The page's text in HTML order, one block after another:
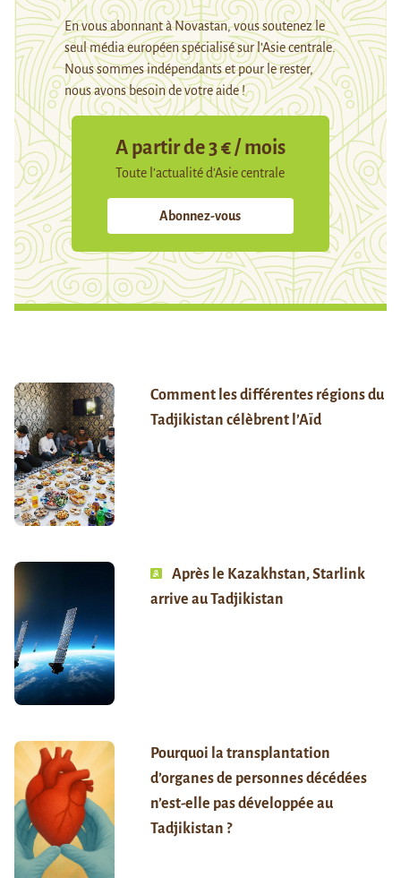
En vous abonnant à Novastan, vous soutenez le
seul média européen spécialisé sur l’Asie centrale.
Nous sommes indépendants et pour le rester,
nous avons besoin de votre aide !
A partir de 3 € / mois
Toute l’actualité d’Asie centrale
Abonnez-vous
Comment les différentes régions du
Tadjikistan célèbrent l’Aïd
Après le Kazakhstan, Starlink
arrive au Tadjikistan
Pourquoi la transplantation
d’organes de personnes décédées
n’est-elle pas développée au
Tadjikistan ?